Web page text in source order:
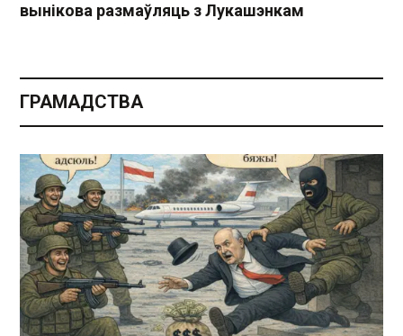
вынікова размаўляць з Лукашэнкам
ГРАМАДСТВА